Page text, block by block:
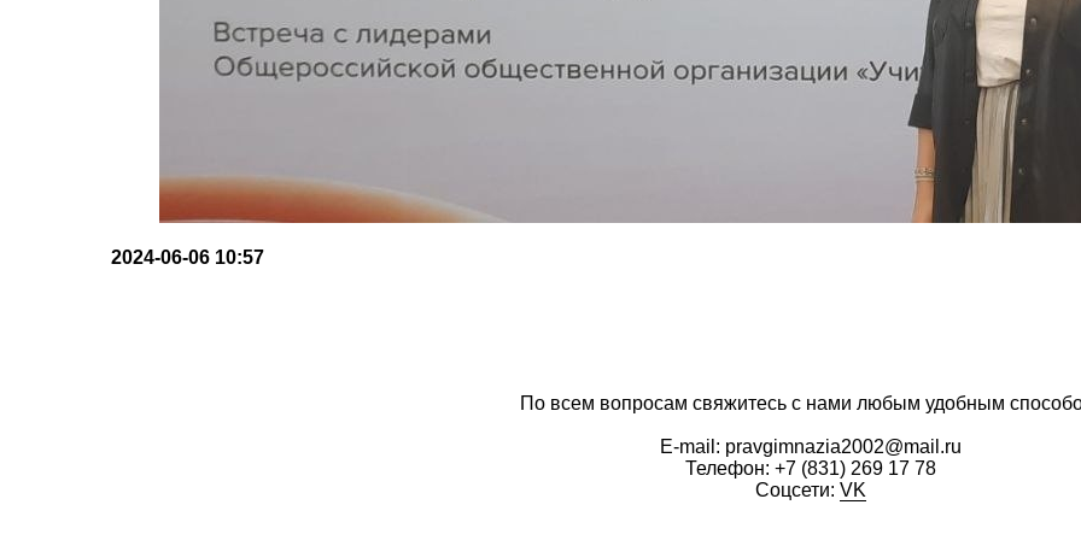
2024-06-06 10:57
По всем вопросам свяжитесь с нами любым удобным
E-mail: pravgimnazia2002@mail.ru
Телефон: +7 (831) 269 17 78
Соцсети: VK